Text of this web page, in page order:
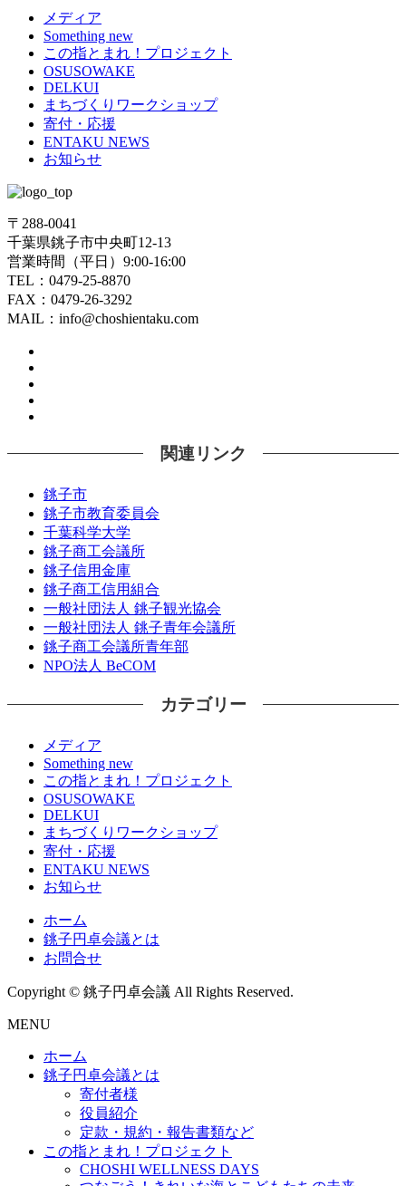
メディア
Something new
この指とまれ！プロジェクト
OSUSOWAKE
DELKUI
まちづくりワークショップ
寄付・応援
ENTAKU NEWS
お知らせ
〒288-0041
千葉県銚子市中央町12-13
営業時間（平日）9:00-16:00
TEL：0479-25-8870
FAX：0479-26-3292
MAIL：info@choshientaku.com
関連リンク
銚子市
銚子市教育委員会
千葉科学大学
銚子商工会議所
銚子信用金庫
銚子商工信用組合
一般社団法人 銚子観光協会
一般社団法人 銚子青年会議所
銚子商工会議所青年部
NPO法人 BeCOM
カテゴリー
メディア
Something new
この指とまれ！プロジェクト
OSUSOWAKE
DELKUI
まちづくりワークショップ
寄付・応援
ENTAKU NEWS
お知らせ
ホーム
銚子円卓会議とは
お問合せ
Copyright © 銚子円卓会議 All Rights Reserved.
MENU
ホーム
銚子円卓会議とは
寄付者様
役員紹介
定款・規約・報告書類など
この指とまれ！プロジェクト
CHOSHI WELLNESS DAYS